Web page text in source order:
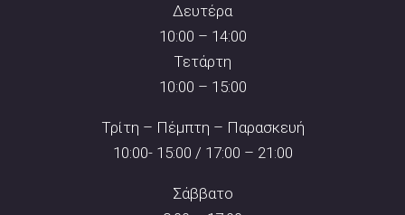
Δευτέρα
10:00 – 14:00
Τετάρτη
10:00 – 15:00
Τρίτη – Πέμπτη – Παρασκευή
10:00- 15:00 / 17:00 – 21:00
Σάββατο